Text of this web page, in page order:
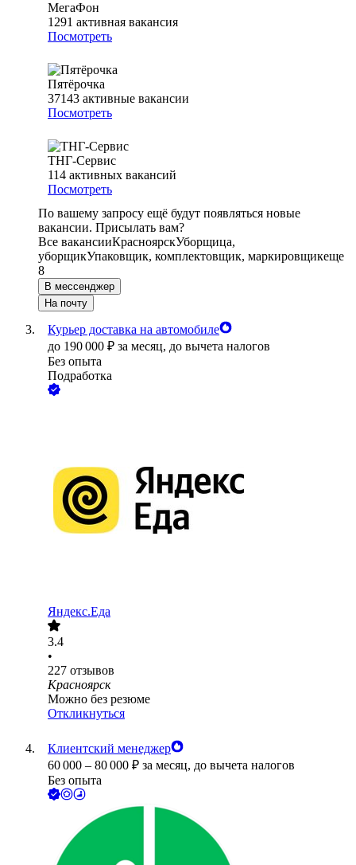
МегаФон
1291 активная вакансия
Посмотреть
Пятёрочка
37143 активные вакансии
Посмотреть
ТНГ-Сервис
114 активных вакансий
Посмотреть
По вашему запросу ещё будут появляться новые
вакансии. Присылать вам?
Все вакансииКрасноярскУборщица,
уборщикУпаковщик, комплектовщик, маркировщикеще
8
В мессенджер
На почту
Курьер доставка на автомобиле
до 190 000 ₽ за месяц, до вычета налогов
Без опыта
Подработка
Яндекс.Еда
3.4
•
227 отзывов
Красноярск
Можно без резюме
Откликнуться
Клиентский менеджер
60 000 – 80 000 ₽ за месяц, до вычета налогов
Без опыта